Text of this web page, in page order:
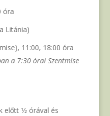
óra
Litánia)
11:00, 18:00 óra
a 7:30 órai Szentmise
előtt 1⁄2 órával és